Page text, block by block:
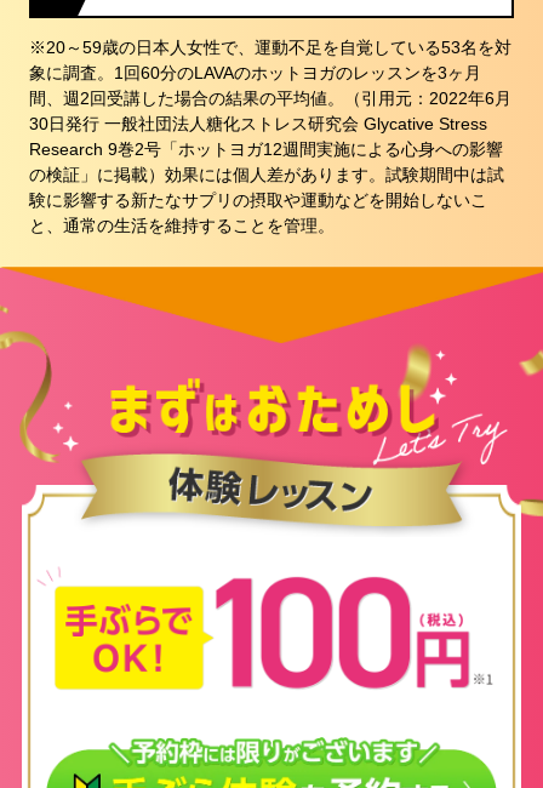
※20～59歳の日本人女性で、運動不足を自覚している53名を対
象に調査。1回60分のLAVAのホットヨガのレッスンを3ヶ月
間、週2回受講した場合の結果の平均値。（引用元：2022年6月
30日発行 一般社団法人糖化ストレス研究会 Glycative Stress
Research 9巻2号「ホットヨガ12週間実施による心身への影響
の検証」に掲載）効果には個人差があります。試験期間中は試
験に影響する新たなサプリの摂取や運動などを開始しないこ
と、通常の生活を維持することを管理。